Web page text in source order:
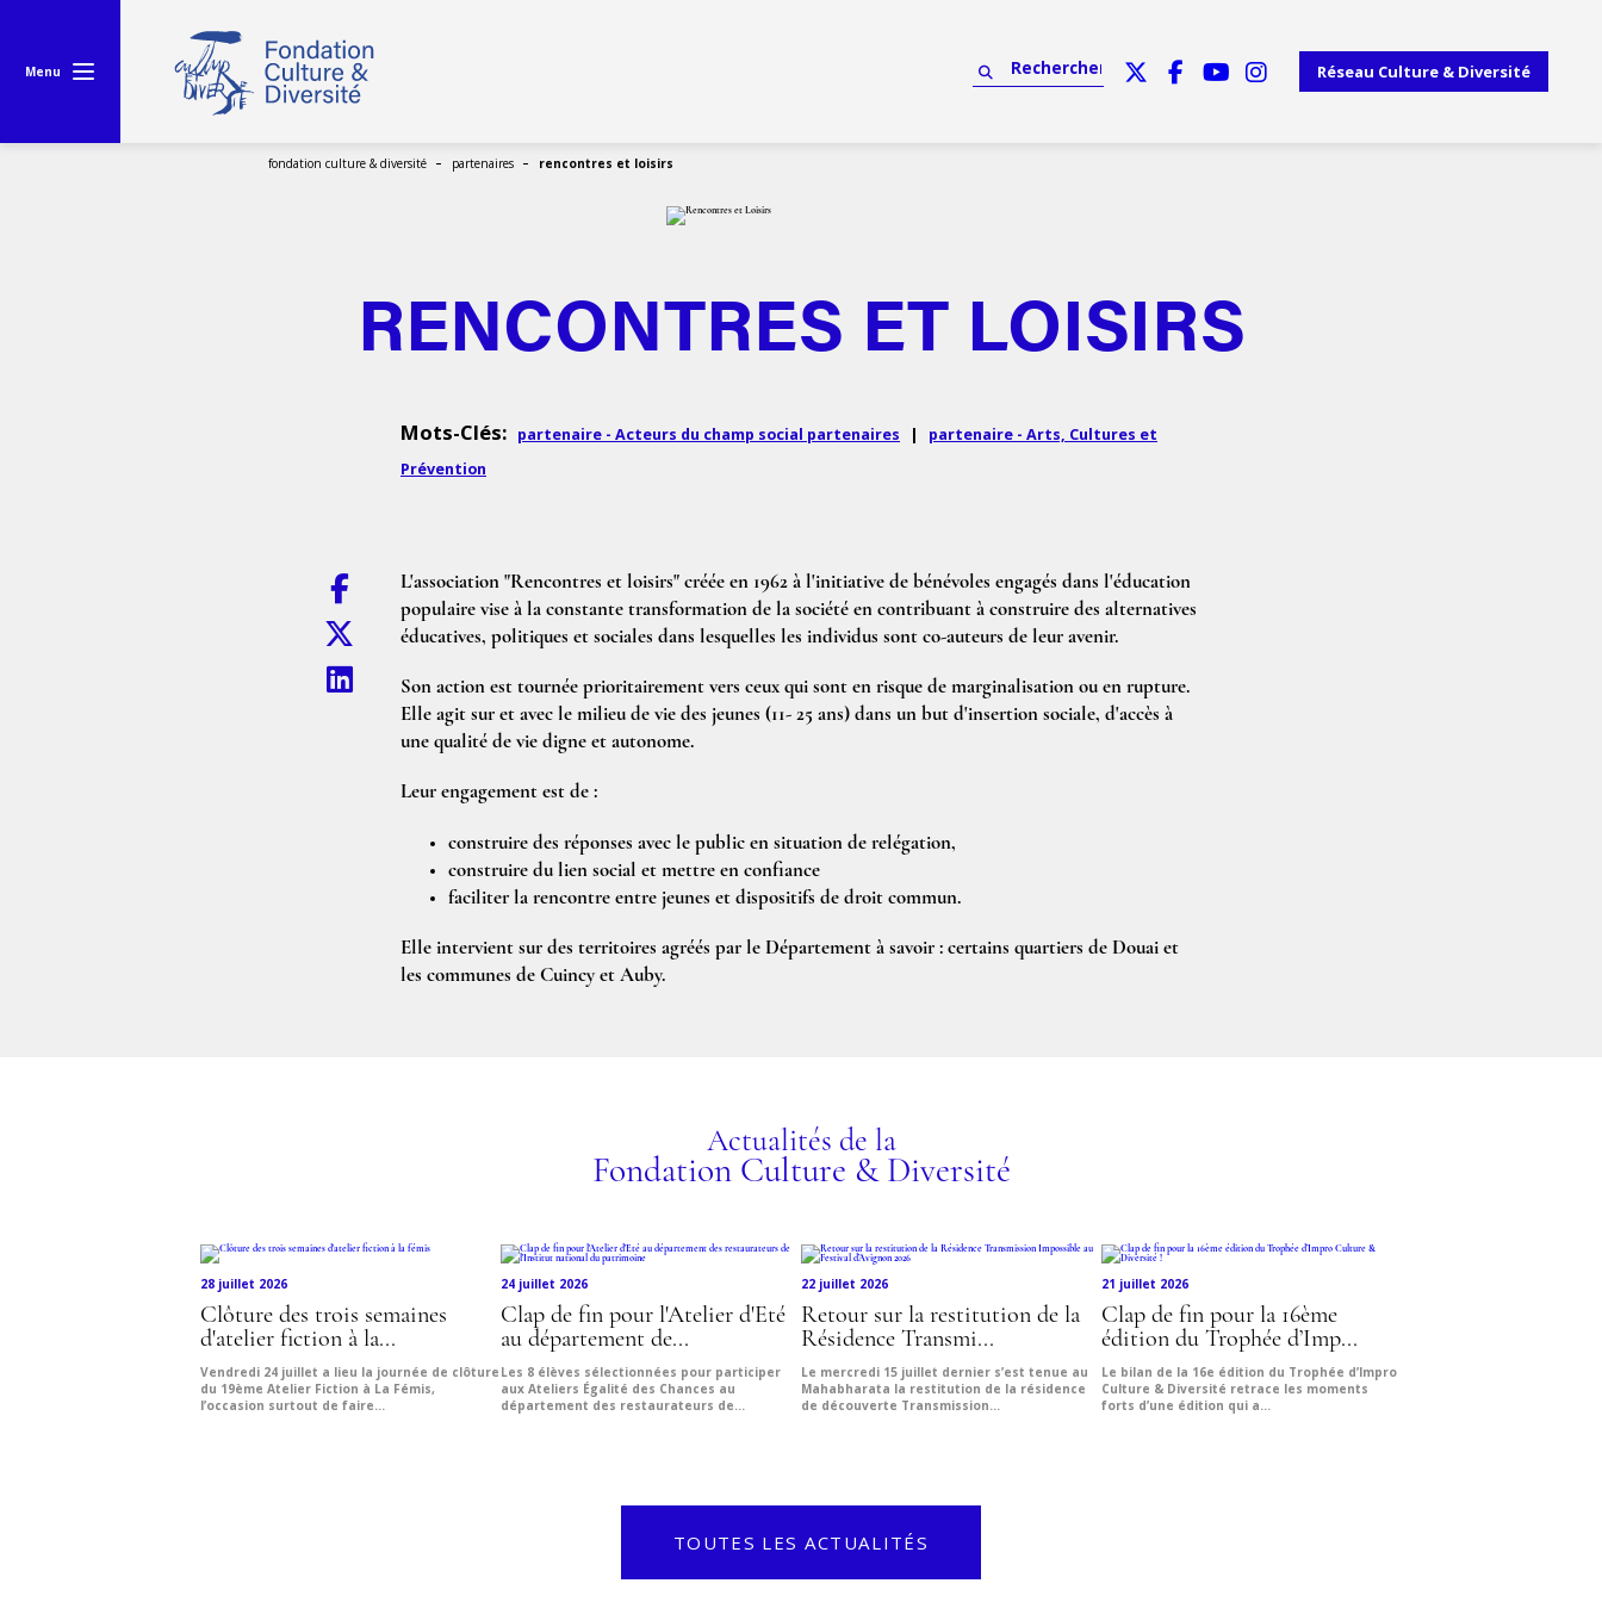
Menu Réseau Culture & Diversité
fondation culture & diversité partenaires rencontres et loisirs
RENCONTRES ET LOISIRS
Mots-Clés: partenaire - Acteurs du champ social partenaires |
partenaire - Arts, Cultures et
Prévention
L'association "Rencontres et loisirs" créée en 1962 à l'initiative de bénévoles engagés dans l'éducation
populaire vise à la constante transformation de la société en contribuant à construire des alternatives
éducatives, politiques et sociales dans lesquelles les individus sont co-auteurs de leur avenir.
Son action est tournée prioritairement vers ceux qui sont en risque de marginalisation ou en rupture.
Elle agit sur et avec le milieu de vie des jeunes (11- 25 ans) dans un but d'insertion sociale, d'accès à
une qualité de vie digne et autonome.
Leur engagement est de :
construire des réponses avec le public en situation de relégation,
construire du lien social et mettre en confiance
faciliter la rencontre entre jeunes et dispositifs de droit commun.
Elle intervient sur des territoires agréés par le Département à savoir : certains quartiers de Douai et
les communes de Cuincy et Auby.
Actualités de la
Fondation Culture & Diversité
28 juillet 2026
Clôture des trois semaines
d'atelier fiction à la...
Vendredi 24 juillet a lieu la journée de clôture
du 19ème Atelier Fiction à La Fémis,
l’occasion surtout de faire...
24 juillet 2026
Clap de fin pour l'Atelier d'Eté
au département de...
Les 8 élèves sélectionnées pour participer
aux Ateliers Égalité des Chances au
département des restaurateurs de...
22 juillet 2026
Retour sur la restitution de la
Résidence Transmi...
Le mercredi 15 juillet dernier s’est tenue au
Mahabharata la restitution de la résidence
de découverte Transmission...
21 juillet 2026
Clap de fin pour la 16ème
édition du Trophée d’Imp...
Le bilan de la 16e édition du Trophée d’Impro
Culture & Diversité retrace les moments
forts d’une édition qui a...
TOUTES LES ACTUALITÉS